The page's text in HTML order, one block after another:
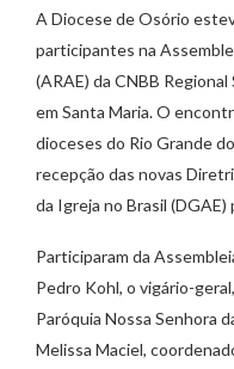
A Diocese de Osório
participantes na
(ARAE) da CNBB
em Santa Maria. O
dioceses do Rio Grande
recepção das novas
da Igreja no Brasil
Participaram da
Pedro Kohl, o vigário-
Paróquia Nossa Senhora
Melissa Maciel,